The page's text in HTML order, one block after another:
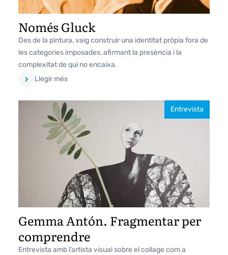
Només Gluck
Des de la pintura, vaig construir una identitat pròpia fora de
les categories imposades, afirmant la presència i la
complexitat de qui no encaixa.
Llegir més
Entrevista
Gemma Antón. Fragmentar per
comprendre
Entrevista amb l’artista visual sobre el collage com a